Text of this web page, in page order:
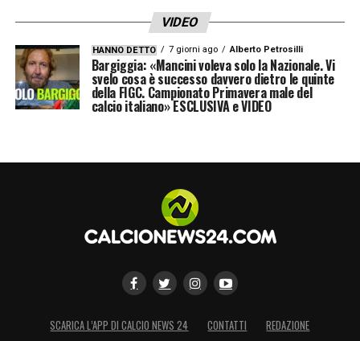
VIDEO
HANNO DETTO 7 giorni ago Alberto Petrosilli
Bargiggia: «Mancini voleva solo la Nazionale. Vi
svelo cosa è successo davvero dietro le quinte
della FIGC. Campionato Primavera male del
calcio italiano» ESCLUSIVA e VIDEO
SCARICA L’APP DI CALCIO NEWS 24 CONTATTI
REDAZIONE